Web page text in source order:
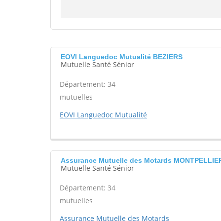
EOVI Languedoc Mutualité BEZIERS
Mutuelle Santé Sénior
Département: 34
mutuelles
EOVI Languedoc Mutualité
Assurance Mutuelle des Motards
Mutuelle Santé Sénior
Département: 34
mutuelles
Assurance Mutuelle des Motards